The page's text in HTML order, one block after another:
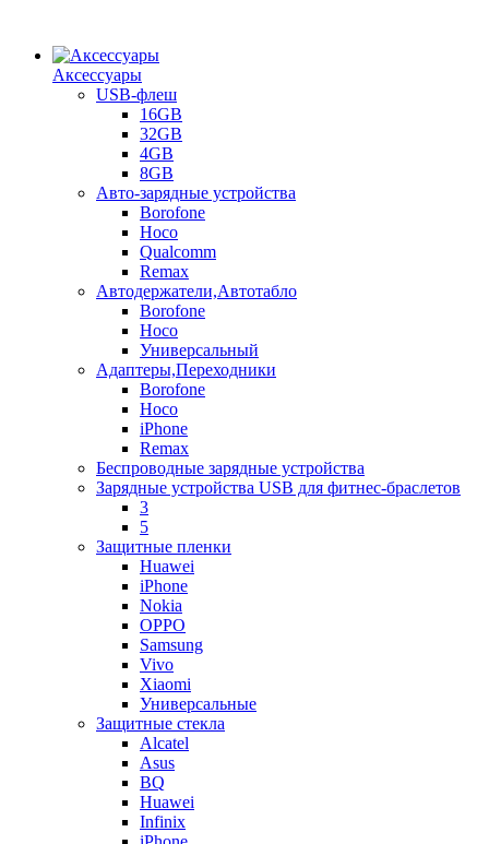
Аксессуары
USB-флеш
16GB
32GB
4GB
8GB
Авто-зарядные устройства
Borofone
Hoco
Qualcomm
Remax
Автодержатели,Автотабло
Borofone
Hoco
Универсальный
Адаптеры,Переходники
Borofone
Hoco
iPhone
Remax
Беспроводные зарядные устройства
Зарядные устройства USB для фитнес-браслетов
3
5
Защитные пленки
Huawei
iPhone
Nokia
OPPO
Samsung
Vivo
Xiaomi
Универсальные
Защитные стекла
Alcatel
Asus
BQ
Huawei
Infinix